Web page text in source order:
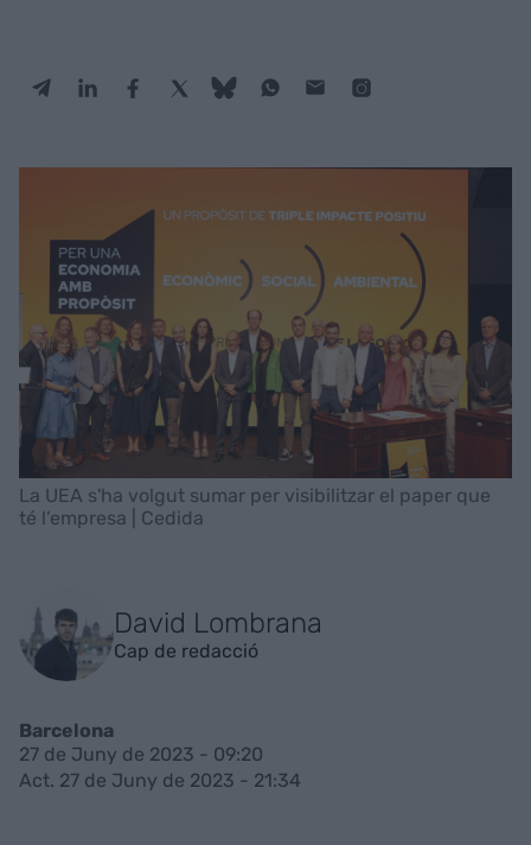
La UEA s'ha volgut sumar per visibilitzar el paper que
té l’empresa | Cedida
David Lombrana
Cap de redacció
Barcelona
27 de Juny de 2023 - 09:20
Act. 27 de Juny de 2023 - 21:34